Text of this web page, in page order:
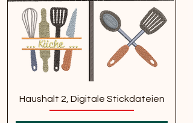
Haushalt 2, Digitale Stickdateien